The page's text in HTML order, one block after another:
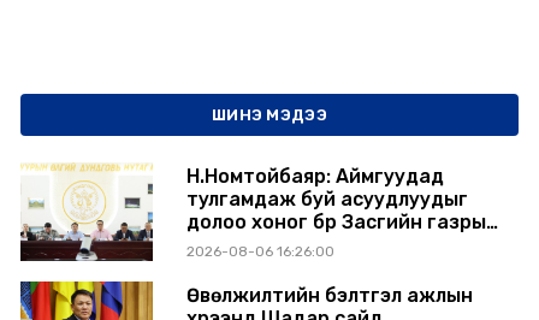
ШИНЭ МЭДЭЭ
Н.Номтойбаяр: Аймгуудад
тулгамдаж буй асуудлуудыг
долоо хоног бүр Засгийн газрын
хуралдаанд танилцуулж,
2026-08-06 16:26:00
Өвөлжилтийн бэлтгэл ажлын